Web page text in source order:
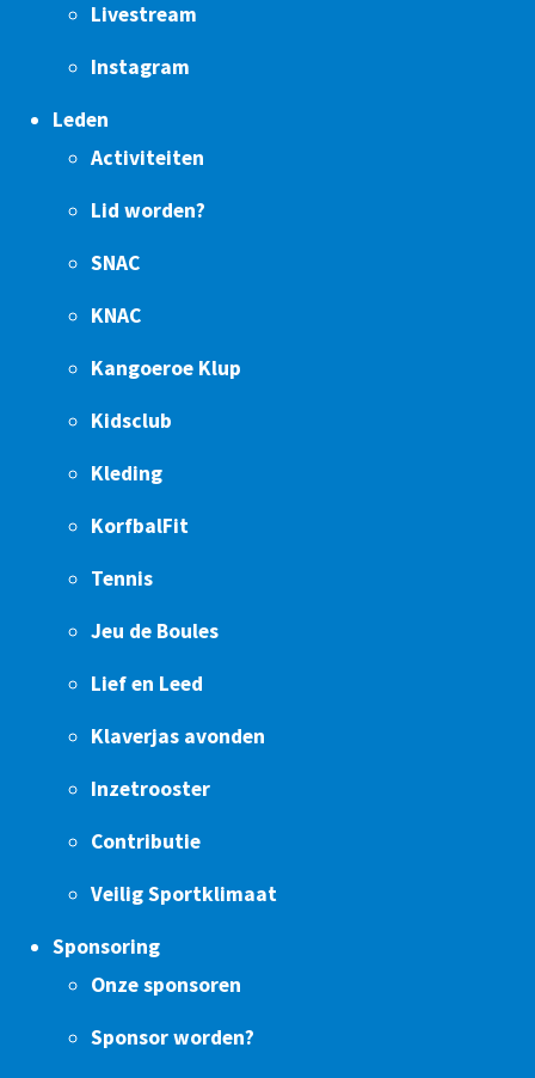
Livestream
Instagram
Leden
Activiteiten
Lid worden?
SNAC
KNAC
Kangoeroe Klup
Kidsclub
Kleding
KorfbalFit
Tennis
Jeu de Boules
Lief en Leed
Klaverjas avonden
Inzetrooster
Contributie
Veilig Sportklimaat
Sponsoring
Onze sponsoren
Sponsor worden?